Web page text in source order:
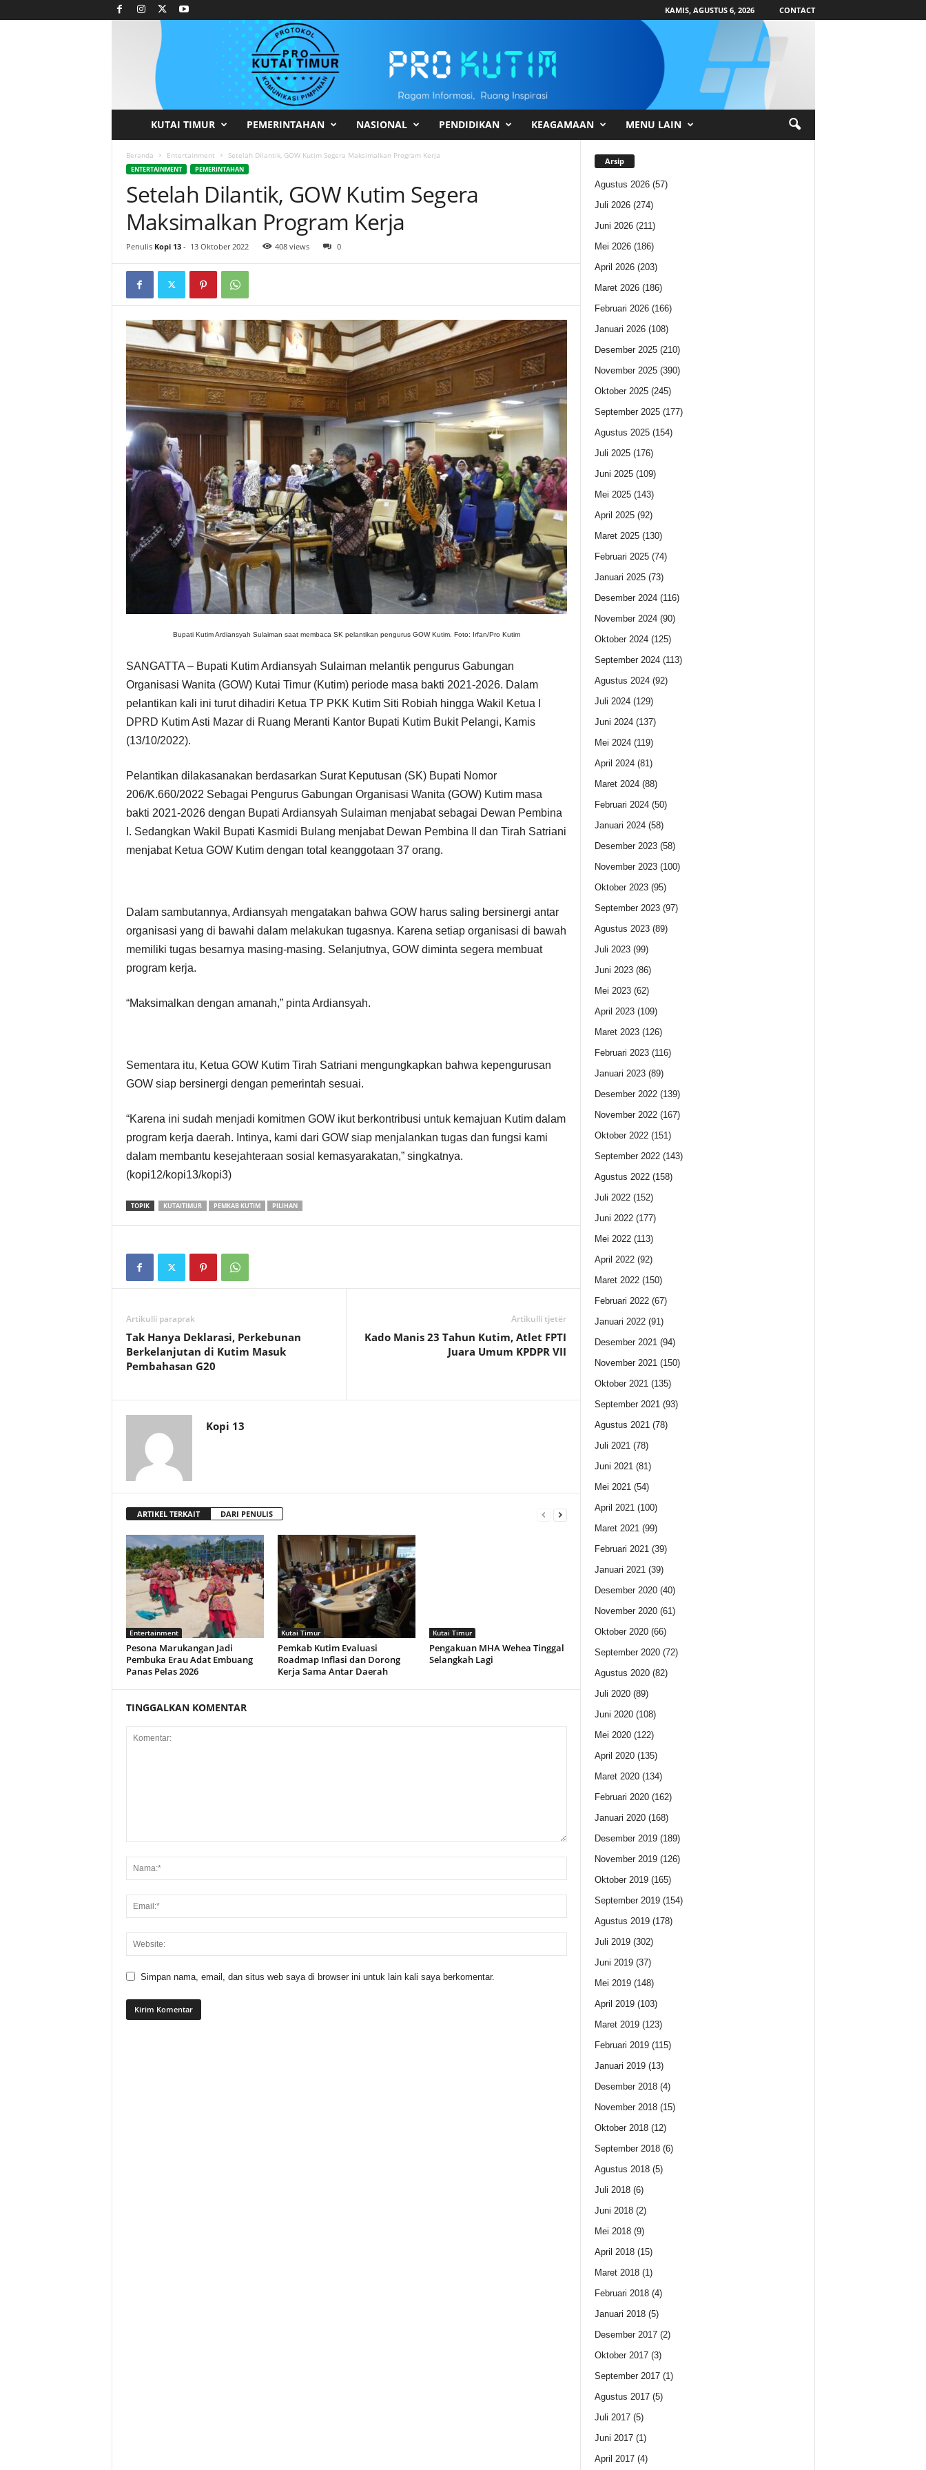
KAMIS, AGUSTUS 6, 2026 CONTACT
r
t
o
o
&
o
m
u
i
i
P
p
n
n
e
k
e
a
r
e
r
a
KUTAI TIMUR PEMERINTAHAN NASIONAL PENDIDIKAN KEAGAMAAN MENU LAIN
Beranda Entertainment Setelah Dilantik, GOW Kutim Segera Maksimalkan Program Kerja
ENTERTAINMENT PEMERINTAHAN
Setelah Dilantik, GOW Kutim Segera
Maksimalkan Program Kerja
Penulis Kopi 13- 13 Oktober 2022 408 views 0
Bupati Kutim Ardiansyah Sulaiman saat membaca SK pelantikan pengurus GOW Kutim. Foto: Irfan/Pro Kutim
SANGATTA – Bupati Kutim Ardiansyah Sulaiman melantik pengurus Gabungan
Organisasi Wanita (GOW) Kutai Timur (Kutim) periode masa bakti 2021-2026. Dalam
pelantikan kali ini turut dihadiri Ketua TP PKK Kutim Siti Robiah hingga Wakil Ketua I
DPRD Kutim Asti Mazar di Ruang Meranti Kantor Bupati Kutim Bukit Pelangi, Kamis
(13/10/2022).
Pelantikan dilakasanakan berdasarkan Surat Keputusan (SK) Bupati Nomor
206/K.660/2022 Sebagai Pengurus Gabungan Organisasi Wanita (GOW) Kutim masa
bakti 2021-2026 dengan Bupati Ardiansyah Sulaiman menjabat sebagai Dewan Pembina
I. Sedangkan Wakil Bupati Kasmidi Bulang menjabat Dewan Pembina II dan Tirah Satriani
menjabat Ketua GOW Kutim dengan total keanggotaan 37 orang.
Dalam sambutannya, Ardiansyah mengatakan bahwa GOW harus saling bersinergi antar
organisasi yang di bawahi dalam melakukan tugasnya. Karena setiap organisasi di bawah
memiliki tugas besarnya masing-masing. Selanjutnya, GOW diminta segera membuat
program kerja.
“Maksimalkan dengan amanah,” pinta Ardiansyah.
Sementara itu, Ketua GOW Kutim Tirah Satriani mengungkapkan bahwa kepengurusan
GOW siap bersinergi dengan pemerintah sesuai.
“Karena ini sudah menjadi komitmen GOW ikut berkontribusi untuk kemajuan Kutim dalam
program kerja daerah. Intinya, kami dari GOW siap menjalankan tugas dan fungsi kami
dalam membantu kesejahteraan sosial kemasyarakatan,” singkatnya.
(kopi12/kopi13/kopi3)
TOPIK KUTAITIMUR PEMKAB KUTIM PILIHAN
Artikulli paraprak
Tak Hanya Deklarasi, Perkebunan
Berkelanjutan di Kutim Masuk
Pembahasan G20
Artikulli tjetër
Kado Manis 23 Tahun Kutim, Atlet FPTI
Juara Umum KPDPR VII
Kopi 13
ARTIKEL TERKAIT DARI PENULIS
Entertainment
Pesona Marukangan Jadi
Pembuka Erau Adat Embuang
Panas Pelas 2026
Kutai Timur
Pemkab Kutim Evaluasi
Roadmap Inflasi dan Dorong
Kerja Sama Antar Daerah
Kutai Timur
Pengakuan MHA Wehea Tinggal
Selangkah Lagi
TINGGALKAN KOMENTAR
Simpan nama, email, dan situs web saya di browser ini untuk lain kali saya berkomentar.
Arsip
Agustus 2026(57)
Juli 2026(274)
Juni 2026(211)
Mei 2026(186)
April 2026(203)
Maret 2026(186)
Februari 2026(166)
Januari 2026(108)
Desember 2025(210)
November 2025(390)
Oktober 2025(245)
September 2025(177)
Agustus 2025(154)
Juli 2025(176)
Juni 2025(109)
Mei 2025(143)
April 2025(92)
Maret 2025(130)
Februari 2025(74)
Januari 2025(73)
Desember 2024(116)
November 2024(90)
Oktober 2024(125)
September 2024(113)
Agustus 2024(92)
Juli 2024(129)
Juni 2024(137)
Mei 2024(119)
April 2024(81)
Maret 2024(88)
Februari 2024(50)
Januari 2024(58)
Desember 2023(58)
November 2023(100)
Oktober 2023(95)
September 2023(97)
Agustus 2023(89)
Juli 2023(99)
Juni 2023(86)
Mei 2023(62)
April 2023(109)
Maret 2023(126)
Februari 2023(116)
Januari 2023(89)
Desember 2022(139)
November 2022(167)
Oktober 2022(151)
September 2022(143)
Agustus 2022(158)
Juli 2022(152)
Juni 2022(177)
Mei 2022(113)
April 2022(92)
Maret 2022(150)
Februari 2022(67)
Januari 2022(91)
Desember 2021 (94)
November 2021 (150)
Oktober 2021 (135)
September 2021 (93)
Agustus 2021 (78)
Juli 2021 (78)
Juni 2021 (81)
Mei 2021 (54)
April 2021 (100)
Maret 2021 (99)
Februari 2021 (39)
Januari 2021 (39)
Desember 2020(40)
November 2020(61)
Oktober 2020(66)
September 2020(72)
Agustus 2020(82)
Juli 2020(89)
Juni 2020(108)
Mei 2020(122)
April 2020(135)
Maret 2020(134)
Februari 2020(162)
Januari 2020(168)
Desember 2019(189)
November 2019(126)
Oktober 2019(165)
September 2019(154)
Agustus 2019(178)
Juli 2019(302)
Juni 2019(37)
Mei 2019(148)
April 2019(103)
Maret 2019(123)
Februari 2019(115)
Januari 2019(13)
Desember 2018(4)
November 2018(15)
Oktober 2018(12)
September 2018(6)
Agustus 2018(5)
Juli 2018(6)
Juni 2018(2)
Mei 2018(9)
April 2018(15)
Maret 2018(1)
Februari 2018(4)
Januari 2018(5)
Desember 2017(2)
Oktober 2017(3)
September 2017(1)
Agustus 2017(5)
Juli 2017(5)
Juni 2017(1)
April 2017(4)